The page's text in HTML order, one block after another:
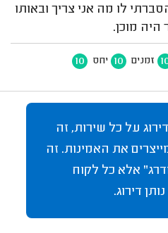
לו מה אני צריך ובאותו
היה מוכן.
זמנים 10 יחס 10
על כל שירות, זה
את האמינות. זה
אלא כל לקוח
דירוג.